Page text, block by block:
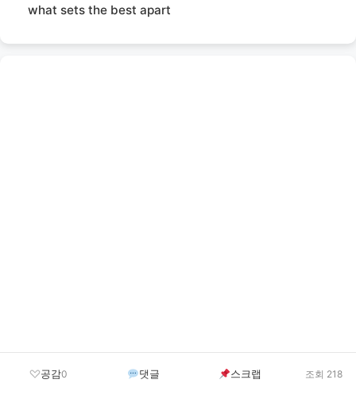
what sets the best apart
공감0 댓글 스크랩 조회 218